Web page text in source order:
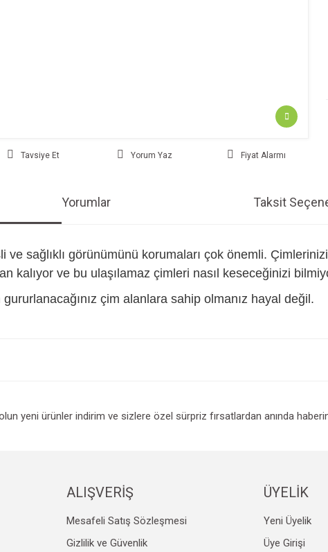
Tavsiye Et Yorum Yaz Fiyat Alarmı
Yorumlar Taksit
ve sağlıklı görünümünü korumaları çok önemli.
kalıyor ve bu ulaşılamaz çimleri nasıl keseceğinizi
çim alanlara sahip olmanız hayal değil.
Gönder
yeni ürünler indirim ve sizlere özel sürpriz fırsatlardan anında
ALIŞVERİŞ
Mesafeli Satış Sözleşmesi
Gizlilik ve Güvenlik
ÜYELİK
Yeni Üyelik
Üye Girişi